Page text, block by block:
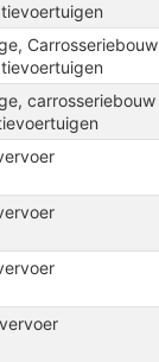
Carrosseriebouw
carrosseriebouw